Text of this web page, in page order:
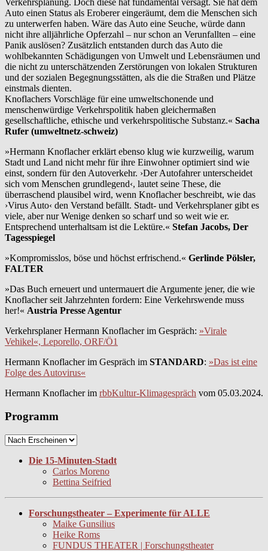
Verkehrsplanung. Doch diese hat fundamental versagt. Sie hat dem
Auto einen Status als Eroberer eingeräumt, dem die Menschen sich
zu unterwerfen haben. Wäre das Auto eine Seuche, würde dann
nicht ihre alljährliche Opferzahl – nur schon an Verunfallten – eine
Panik auslösen? Zusätzlich entstanden durch das Auto die
wohlbekannten Schädigungen von Umwelt und Lebensräumen und
die nicht zu unterschätzenden Zerstörungen von lokalen Strukturen
und der sozialen Begegnungsstätten, als die die Straßen und Plätze
einstmals dienten.
Knoflachers Vorschläge für eine umweltschonende und
menschenwürdige Verkehrspolitik haben gleichermaßen
gesellschaftliche, ethische und verkehrspolitische Substanz.« Sacha
Rufer (umweltnetz-schweiz)
»Hermann Knoflacher erklärt ebenso klug wie kurzweilig, warum
Stadt und Land nicht mehr für ihre Einwohner optimiert sind wie
einst, sondern für den Autoverkehr. ›Der Autofahrer unterscheidet
sich vom Menschen grundlegend‹, lautet seine These, die
überraschend plausibel wird, wenn Knoflacher beschreibt, wie das
›Virus Auto‹ den Verstand befällt. Stadt- und Verkehrsplaner gibt es
viele, aber nur Wenige denken so scharf und so weit wie er.
Entsprechend unterhaltsam ist die Lektüre.« Stefan Jacobs, Der
Tagesspiegel
»Kompromisslos, böse und höchst erfrischend.« Gerlinde Pölsler,
FALTER
»Das Buch erneuert und untermauert die Argumente jener, die wie
Knoflacher seit Jahrzehnten fordern: Eine Verkehrswende muss
her!« Austria Presse Agentur
Verkehrsplaner Hermann Knoflacher im Gespräch: »Virale
Vehikel«, Leporello, ORF/Ö1
Hermann Knoflacher im Gespräch im STANDARD: »Das ist eine
Folge des Autovirus«
Hermann Knoflacher im rbbKultur-Klimagespräch vom 05.03.2024.
Programm
Die 15-Minuten-Stadt
Carlos Moreno
Bettina Seifried
Forschungstheater – Experimente für ALLE
Maike Gunsilius
Heike Roms
FUNDUS THEATER | Forschungstheater